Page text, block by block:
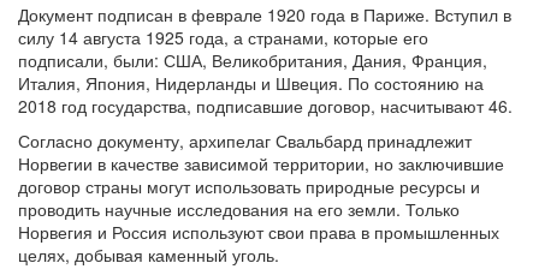
Документ подписан в феврале 1920 года в Париже. Вступил в
силу 14 августа 1925 года, а странами, которые его
подписали, были: США, Великобритания, Дания, Франция,
Италия, Япония, Нидерланды и Швеция. По состоянию на
2018 год государства, подписавшие договор, насчитывают 46.
Согласно документу, архипелаг Свальбард принадлежит
Норвегии в качестве зависимой территории, но заключившие
договор страны могут использовать природные ресурсы и
проводить научные исследования на его земли. Только
Норвегия и Россия используют свои права в промышленных
целях, добывая каменный уголь.